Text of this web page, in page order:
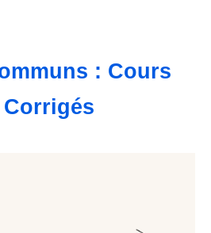
: Cours